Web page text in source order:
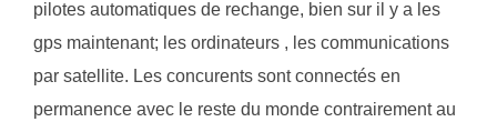
pilotes automatiques de rechange, bien sur il y a les
gps maintenant; les ordinateurs , les communications
par satellite. Les concurents sont connectés en
permanence avec le reste du monde contrairement au